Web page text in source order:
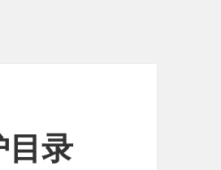
录